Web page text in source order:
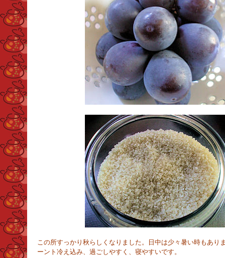
この所すっかり秋らしくなりました。日中は少々暑い時もあり
ーント冷え込み、過ごしやすく、寝やすいです。